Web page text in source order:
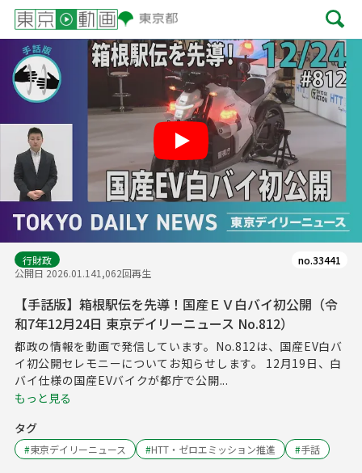
Play
行財政
公開日 2026.01.141,062回再生
no.33441
【手話版】箱根駅伝を先導！国産ＥＶ白バイ初公開（令
和7年12月24日 東京デイリーニュース No.812）
都政の情報を動画で発信しています。No.812は、国産EV白バ
イ初公開セレモニーについてお知らせします。 12月19日、白
バイ仕様の国産EVバイクが都庁で公開...
もっと見る
タグ
#東京デイリーニュース #HTT・ゼロエミッション推進 #手話